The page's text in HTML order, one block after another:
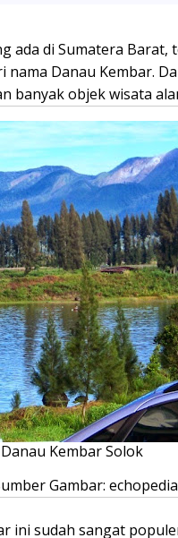
ada di Sumatera
Danau Kembar.
banyak objek wisata
Danau Kembar Solok
Gambar:
ini sudah sangat